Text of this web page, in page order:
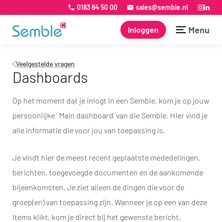
0183 64 50 00 sales@semble.nl
Inloggen Menu
Veelgestelde vragen
Dashboards
Op het moment dat je inlogt in een Semble, kom je op jouw
persoonlijke ' Main dashboard' van die Semble. Hier vind je
alle informatie die voor jou van toepassing is.
Je vindt hier de meest recent geplaatste mededelingen,
berichten, toegevoegde documenten en de aankomende
bijeenkomsten. Je ziet alleen de dingen die voor de
groep(en) van toepassing zijn. Wanneer je op een van deze
items klikt, kom je direct bij het gewenste bericht,